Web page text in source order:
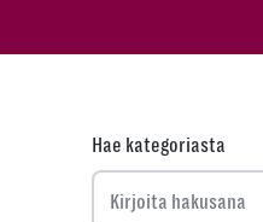
Hae kategoriasta